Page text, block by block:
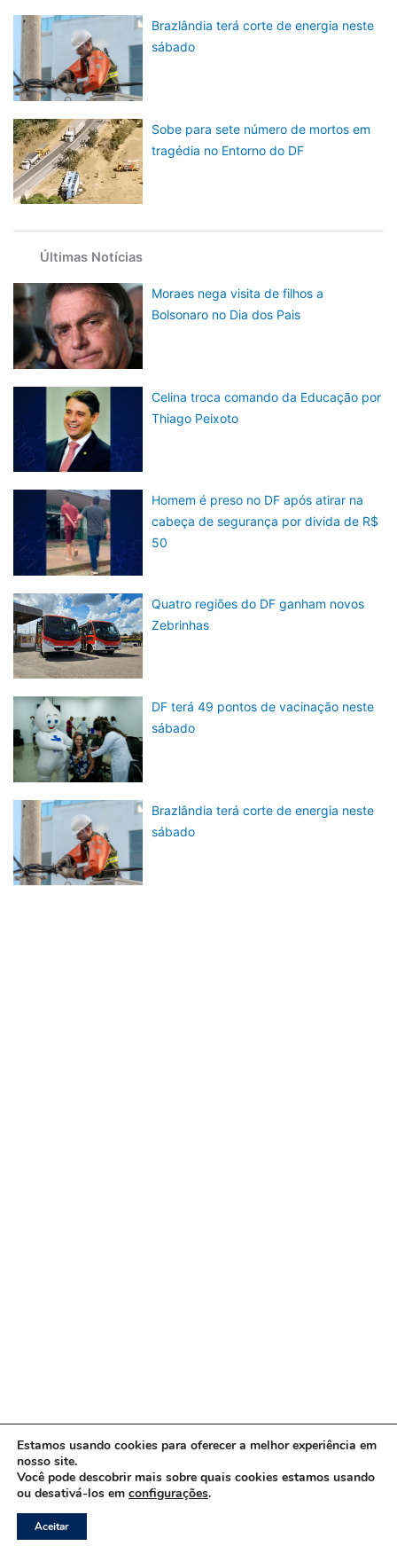
Brazlândia terá corte de energia neste
sábado
Sobe para sete número de mortos em
tragédia no Entorno do DF
Últimas Notícias
Moraes nega visita de filhos a
Bolsonaro no Dia dos Pais
Celina troca comando da Educação por
Thiago Peixoto
Homem é preso no DF após atirar na
cabeça de segurança por divida de R$
50
Quatro regiões do DF ganham novos
Zebrinhas
DF terá 49 pontos de vacinação neste
sábado
Brazlândia terá corte de energia neste
sábado
Copyright © 2026 www.ACORDA DF
Estamos usando cookies para oferecer a melhor experiência em
nosso site.
Você pode descobrir mais sobre quais cookies estamos usando
ou desativá-los em configurações.
Aceitar